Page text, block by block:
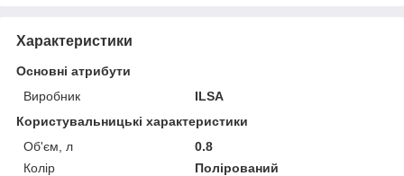
Характеристики
Основні атрибути
Виробник
ILSA
Користувальницькі характеристики
Об'єм, л
0.8
Колір
Полірований